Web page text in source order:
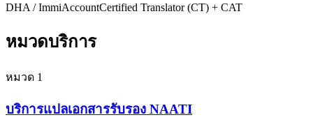
DHA / ImmiAccountCertified Translator (CT) + CAT
หมวดบริการ
หมวด 1
บริการแปลเอกสารรับรอง NAATI